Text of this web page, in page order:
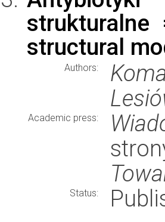
strukturalne
structural
Authors:
Academic press:
Status: